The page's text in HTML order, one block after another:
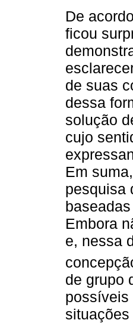
De
ficou
de suas
dessa
solução
cujo
Em
pesquisa
Embora
e, nessa
de grupo
possíveis